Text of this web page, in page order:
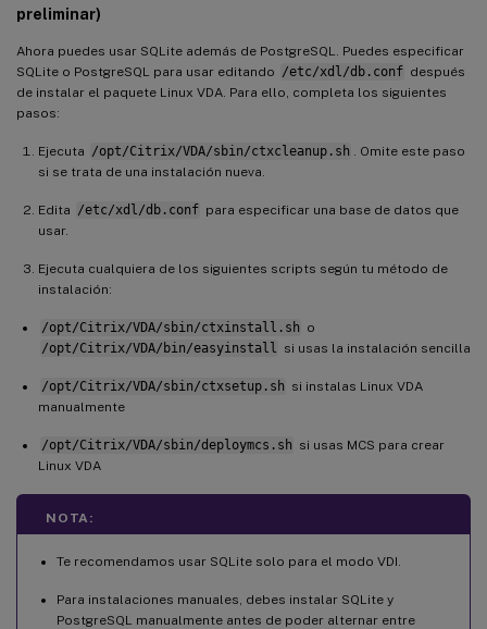
preliminar)
Ahora puedes usar SQLite además de PostgreSQL. Puedes especificar
SQLite o PostgreSQL para usar editando /etc/xdl/db.conf después
de instalar el paquete Linux VDA. Para ello, completa los siguientes
pasos:
Ejecuta /opt/Citrix/VDA/sbin/ctxcleanup.sh
. Omite este paso
si se trata de una instalación nueva.
Edita /etc/xdl/db.conf para especificar una base de datos que
usar.
Ejecuta cualquiera de los siguientes scripts según tu método de
instalación:
/opt/Citrix/VDA/sbin/ctxinstall.sh o
/opt/Citrix/VDA/bin/easyinstall
si usas la instalación sencilla
/opt/Citrix/VDA/sbin/ctxsetup.sh si instalas Linux VDA
manualmente
/opt/Citrix/VDA/sbin/deploymcs.sh si usas MCS para crear
Linux VDA
NOTA:
Te recomendamos usar SQLite solo para el modo VDI.
Para instalaciones manuales, debes instalar SQLite y
PostgreSQL manualmente antes de poder alternar entre